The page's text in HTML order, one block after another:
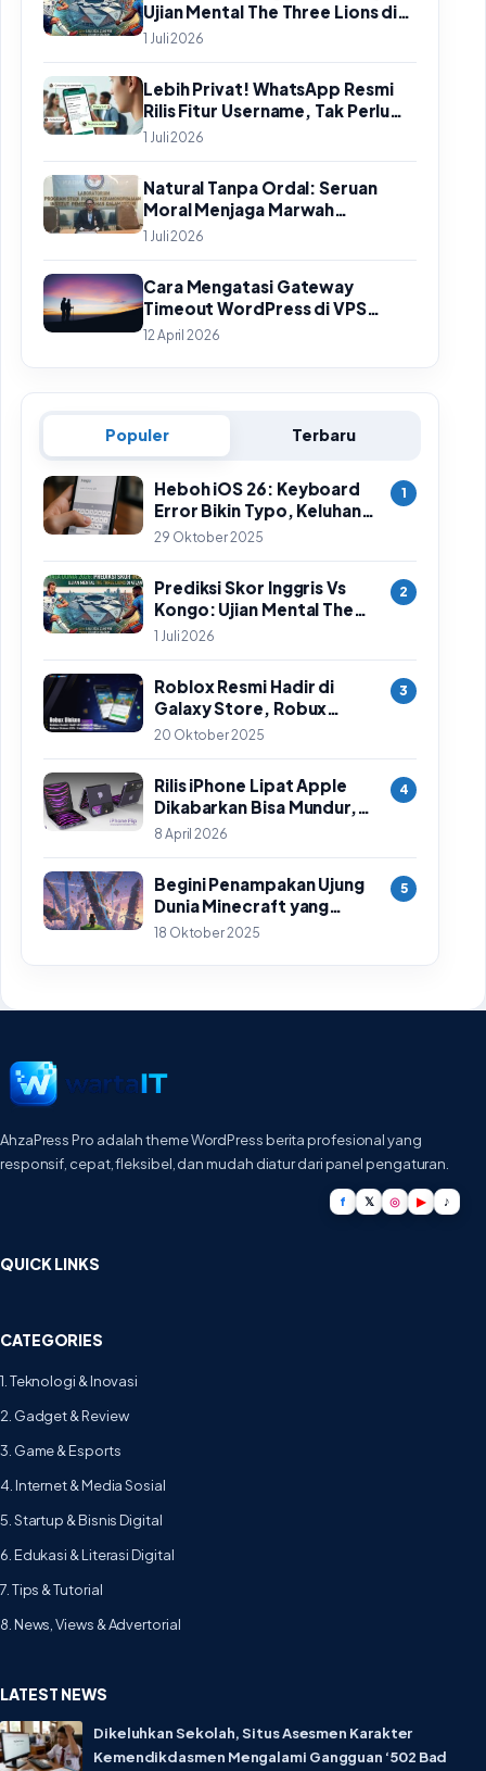
Ujian Mental The Three Lions di
Babak 32 Besar Piala Dunia 2026
1 Juli 2026
Lebih Privat! WhatsApp Resmi
Rilis Fitur Username, Tak Perlu
Lagi Sebar Nomor HP
1 Juli 2026
Natural Tanpa Ordal: Seruan
Moral Menjaga Marwah
Perguruan Tinggi
1 Juli 2026
Cara Mengatasi Gateway
Timeout WordPress di VPS
HestiaCP Sampai Tuntas
12 April 2026
Populer Terbaru
Heboh iOS 26: Keyboard
Error Bikin Typo, Keluhan
Meluas & Langkah
29 Oktober 2025
1
Prediksi Skor Inggris Vs
Kongo: Ujian Mental The
Three Lions di Babak 32
1 Juli 2026
2
Roblox Resmi Hadir di
Galaxy Store, Robux
Diskon 25%: Cara Klaim
20 Oktober 2025
3
Rilis iPhone Lipat Apple
Dikabarkan Bisa Mundur,
Ini Penyebab Utamanya
8 April 2026
4
Begini Penampakan Ujung
Dunia Minecraft yang
Ditemukan Setelah 14
18 Oktober 2025
5
AhzaPress Pro adalah theme WordPress berita profesional yang
responsif, cepat, fleksibel, dan mudah diatur dari panel pengaturan.
f 𝕏 ◎ ▶ ♪
QUICK LINKS
CATEGORIES
1. Teknologi & Inovasi
2. Gadget & Review
3. Game & Esports
4. Internet & Media Sosial
5. Startup & Bisnis Digital
6. Edukasi & Literasi Digital
7. Tips & Tutorial
8. News, Views & Advertorial
LATEST NEWS
Dikeluhkan Sekolah, Situs Asesmen Karakter
Kemendikdasmen Mengalami Gangguan ‘502 Bad